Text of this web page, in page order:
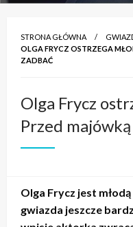
STRONA GŁÓWNA
OLGA FRYCZ OSTRZEGA
ZADBAĆ
Olga Frycz
Przed
Olga Frycz jest
gwiazda jeszcze